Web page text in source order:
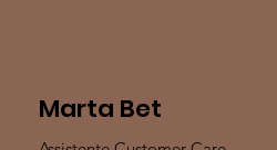
Marta Bet